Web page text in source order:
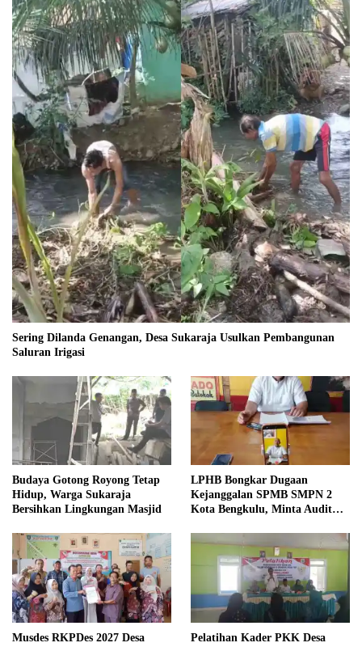
Sering Dilanda Genangan, Desa Sukaraja Usulkan Pembangunan
Saluran Irigasi
Budaya Gotong Royong Tetap
Hidup, Warga Sukaraja
Bersihkan Lingkungan Masjid
LPHB Bongkar Dugaan
Kejanggalan SPMB SMPN 2
Kota Bengkulu, Minta Audit
Musdes RKPDes 2027 Desa
Pelatihan Kader PKK Desa